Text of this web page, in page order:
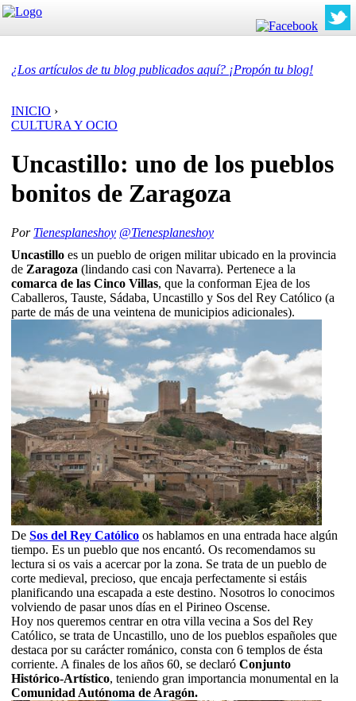
¿Los artículos de tu blog publicados aquí? ¡Propón tu blog!
INICIO ›
CULTURA Y OCIO
Uncastillo: uno de los pueblos
bonitos de Zaragoza
Por Tienesplaneshoy @Tienesplaneshoy
Uncastillo es un pueblo de origen militar ubicado en la provincia
de Zaragoza (lindando casi con Navarra). Pertenece a la
comarca de las Cinco Villas, que la conforman Ejea de los
Caballeros, Tauste, Sádaba, Uncastillo y Sos del Rey Católico (a
parte de más de una veintena de municipios adicionales).
De Sos del Rey Católico os hablamos en una entrada hace algún
tiempo. Es un pueblo que nos encantó. Os recomendamos su
lectura si os vais a acercar por la zona. Se trata de un pueblo de
corte medieval, precioso, que encaja perfectamente si estáis
planificando una escapada a este destino. Nosotros lo conocimos
volviendo de pasar unos días en el Pirineo Oscense.
Hoy nos queremos centrar en otra villa vecina a Sos del Rey
Católico, se trata de Uncastillo, uno de los pueblos españoles que
destaca por su carácter románico, consta con 6 templos de ésta
corriente. A finales de los años 60, se declaró Conjunto
Histórico-Artístico, teniendo gran importancia monumental en la
Comunidad Autónoma de Aragón.